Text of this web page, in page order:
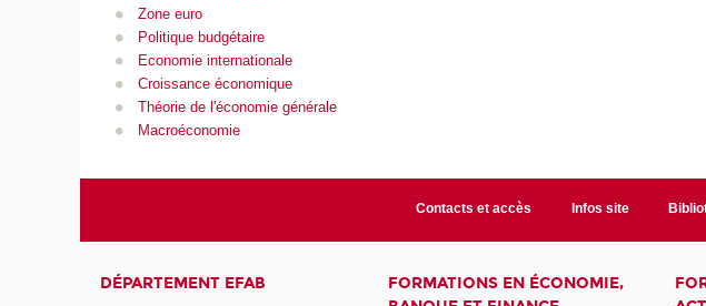
Zone euro
Politique budgétaire
Economie internationale
Croissance économique
Théorie de l'économie générale
Macroéconomie
Contacts et accès Infos site
DÉPARTEMENT EFAB
FORMATIONS EN ÉCONOMIE,